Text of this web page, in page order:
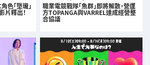
色「墮瓏」
片釋出！
職業電競戰隊「魚群」即將解散，營運
方TOPANGA與VARREL達成經營整
合協議